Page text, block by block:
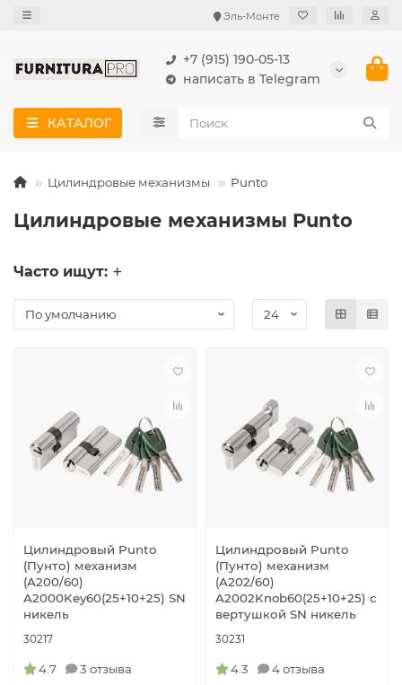
Эль-Монте
+7 (915) 190-05-13
написать в Telegram
КАТАЛОГ
Цилиндровые механизмы Punto
Цилиндровые механизмы Punto
Часто ищут:
Цилиндровый Punto
(Пунто) механизм
(A200/60)
A2000Key60(25+10+25) SN
никель
30217
4.7 3 отзыва
Цилиндровый Punto
(Пунто) механизм
(A202/60)
A2002Knob60(25+10+25) с
вертушкой SN никель
30231
4.3 4 отзыва